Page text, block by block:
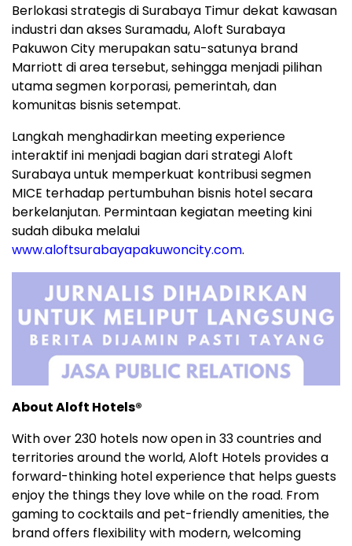
Berlokasi strategis di Surabaya Timur dekat kawasan
industri dan akses Suramadu, Aloft Surabaya
Pakuwon City merupakan satu-satunya brand
Marriott di area tersebut, sehingga menjadi pilihan
utama segmen korporasi, pemerintah, dan
komunitas bisnis setempat.
Langkah menghadirkan meeting experience
interaktif ini menjadi bagian dari strategi Aloft
Surabaya untuk memperkuat kontribusi segmen
MICE terhadap pertumbuhan bisnis hotel secara
berkelanjutan. Permintaan kegiatan meeting kini
sudah dibuka melalui
www.aloftsurabayapakuwoncity.com.
About Aloft Hotels®
With over 230 hotels now open in 33 countries and
territories around the world, Aloft Hotels provides a
forward-thinking hotel experience that helps guests
enjoy the things they love while on the road. From
gaming to cocktails and pet-friendly amenities, the
brand offers flexibility with modern, welcoming